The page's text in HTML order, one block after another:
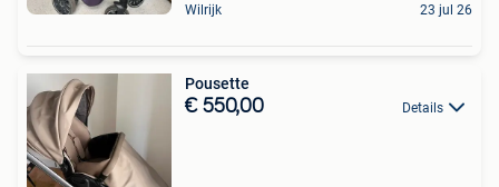
Wilrijk 23 jul 26
Pousette
€ 550,00 Details